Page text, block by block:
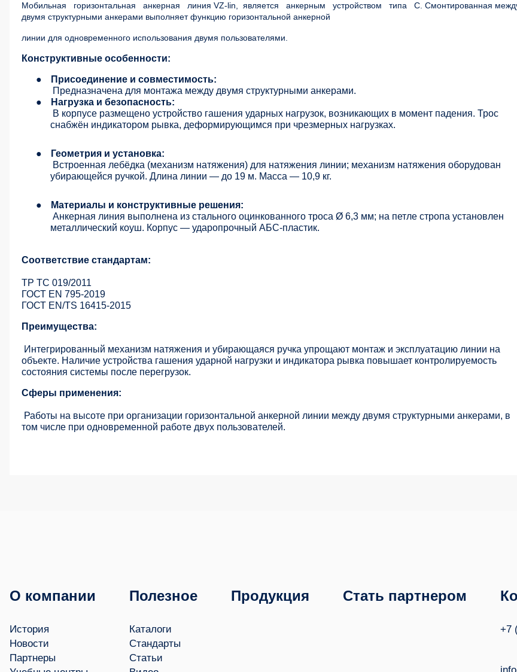
Мобильная горизонтальная анкерная линия VZ-lin, является анкерным устройством типа
С. Смонтированная
двумя структурными анкерами выполняет функцию горизонтальной анкерной
линии для одновременного использования двумя пользователями.
Конструктивные особенности:
●
Присоединение и совместимость:
Предназначена для монтажа между двумя структурными анкерами.
●
Нагрузка и безопасность:
В корпусе размещено устройство гашения ударных нагрузок, возникающих в момент падения. Трос
снабжён индикатором рывка, деформирующимся при чрезмерных нагрузках.
●
Геометрия и установка:
Встроенная лебёдка (механизм натяжения) для натяжения линии; механизм натяжения оборудован
убирающейся ручкой. Длина линии — до 19 м. Масса — 10,9 кг.
●
Материалы и конструктивные решения:
Анкерная линия выполнена из стального оцинкованного троса Ø 6,3 мм; на петле стропа установлен
металлический коуш. Корпус — ударопрочный АБС-пластик.
Соответствие стандартам:
ТР ТС 019/2011
ГОСТ EN 795-2019
ГОСТ EN/TS 16415-2015
Преимущества:
Интегрированный механизм натяжения и убирающаяся ручка упрощают монтаж и эксплуатацию линии на
объекте. Наличие устройства гашения ударной нагрузки и индикатора рывка повышает контролируемость
состояния системы после перегрузок.
Сферы применения:
Работы на высоте при организации горизонтальной анкерной линии между двумя структурными анкерами, в
том числе при одновременной работе двух пользователей.
О компании
История
Новости
Партнеры
Полезное
Каталоги
Стандарты
Статьи
Продукция Стать партнером
+7